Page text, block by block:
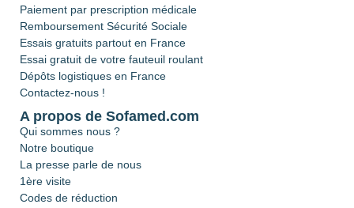
Paiement par prescription médicale
Remboursement Sécurité Sociale
Essais gratuits partout en France
Essai gratuit de votre fauteuil roulant
Dépôts logistiques en France
Contactez-nous !
A propos de Sofamed.com
Qui sommes nous ?
Notre boutique
La presse parle de nous
1ère visite
Codes de réduction